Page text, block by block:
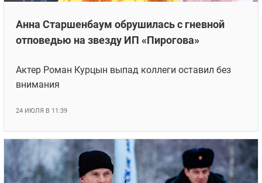
Анна Старшенбаум обрушилась с гневной
отповедью на звезду ИП «Пирогова»
Актер Роман Курцын выпад коллеги оставил без
внимания
24 ИЮЛЯ В 11:39